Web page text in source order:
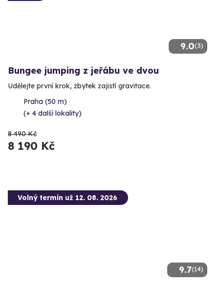
9.0(3)
Bungee jumping z jeřábu ve dvou
Udělejte první krok, zbytek zajistí gravitace.
Praha (50 m)
(+ 4 další lokality)
8 490 Kč
8 190 Kč
9.7(14)
Volný termín už 12. 08. 2026